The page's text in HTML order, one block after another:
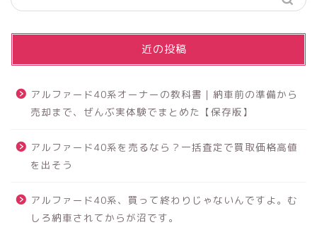
最近の投稿
アルファード40系オーナーの教科書｜納車前の準備から
売却まで、ぜんぶ実体験でまとめた【保存版】
アルファード40系を売るなら？一括査定で買取価格高値
を出そう
アルファード40系、買って終わりじゃないんですよ。む
しろ納車されてからが沼です。